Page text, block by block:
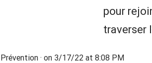
pour
traverser
Prévention · on 3/17/22 at 8:08 PM